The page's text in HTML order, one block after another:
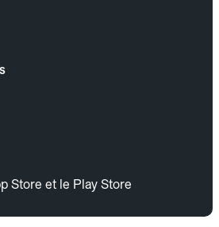
Store et le Play Store